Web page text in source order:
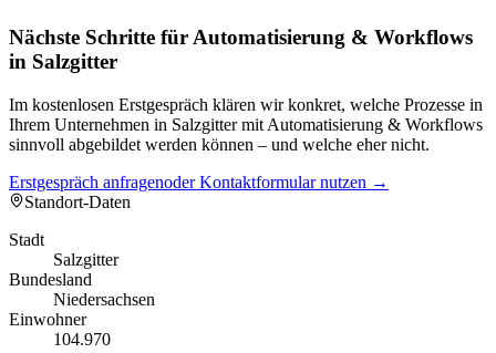
Nächste Schritte für Automatisierung & Workflows
in Salzgitter
Im kostenlosen Erstgespräch klären wir konkret, welche Prozesse in
Ihrem Unternehmen in Salzgitter mit Automatisierung & Workflows
sinnvoll abgebildet werden können – und welche eher nicht.
Erstgespräch anfragenoder Kontaktformular nutzen →
Standort-Daten
Stadt
Salzgitter
Bundesland
Niedersachsen
Einwohner
104.970